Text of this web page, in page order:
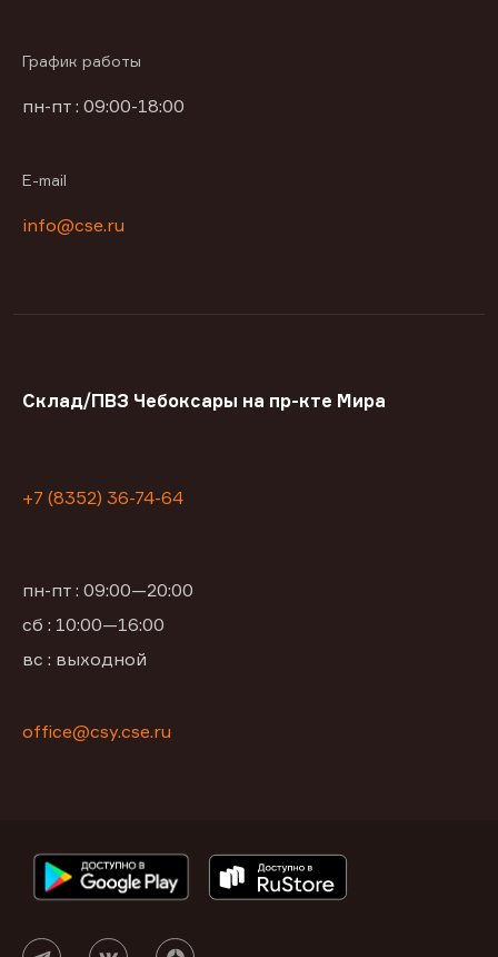
График работы
пн-пт : 09:00-18:00
E-mail
info@cse.ru
Склад/ПВЗ Чебоксары на пр-кте Мира
+7 (8352) 36-74-64
пн-пт : 09:00—20:00
сб : 10:00—16:00
вс : выходной
office@csy.cse.ru